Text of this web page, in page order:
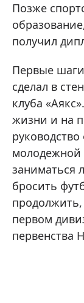
Позже
получил
Первые
сделал в
клуба
жизни и на
заниматься
бросить
первом
первенства